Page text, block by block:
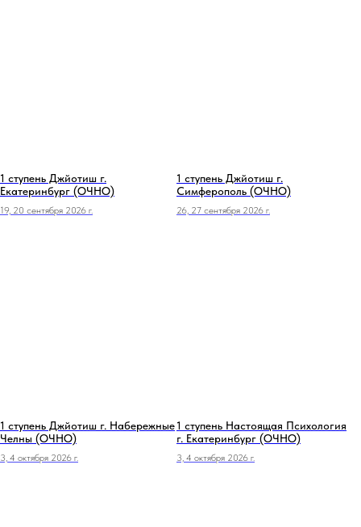
1 ступень Джйотиш г.
Екатеринбург (ОЧНО)
19, 20 сентября 2026 г.
1 ступень Джйотиш г.
Симферополь (ОЧНО)
26, 27 сентября 2026 г.
1 ступень Джйотиш г. Набережные
Челны (ОЧНО)
3, 4 октября 2026 г.
1 ступень Настоящая Психология
г. Екатеринбург (ОЧНО)
3, 4 октября 2026 г.